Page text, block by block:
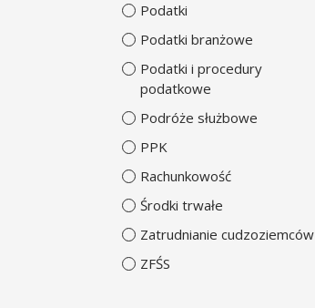
Podatki
Podatki branżowe
Podatki i procedury
podatkowe
Podróże służbowe
PPK
Rachunkowość
Środki trwałe
Zatrudnianie cudzoziemców
ZFŚS